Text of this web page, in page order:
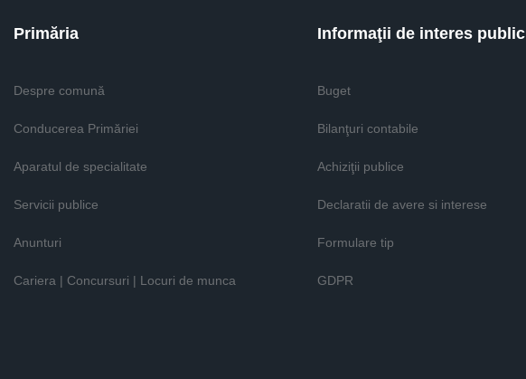
Primăria
Despre comună
Conducerea Primăriei
Aparatul de specialitate
Servicii publice
Anunturi
Cariera | Concursuri | Locuri de munca
Informaţii de interes public
Buget
Bilanţuri contabile
Achiziţii publice
Declaratii de avere si interese
Formulare tip
GDPR